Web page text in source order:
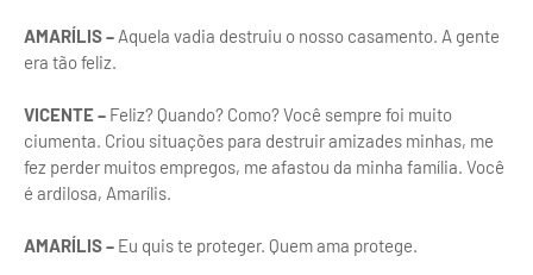
AMARÍLIS – Aquela vadia destruiu o nosso casamento. A gente
era tão feliz.
VICENTE – Feliz? Quando? Como? Você sempre foi muito
ciumenta. Criou situações para destruir amizades minhas, me
fez perder muitos empregos, me afastou da minha família. Você
é ardilosa, Amarílis.
AMARÍLIS – Eu quis te proteger. Quem ama protege.